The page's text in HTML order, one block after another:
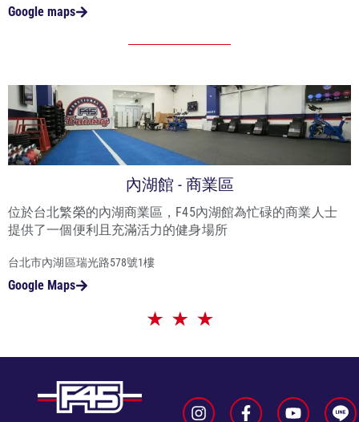
Google maps
內湖館 - 商業區
位於台北繁榮的內湖商業區，F45內湖館為忙碌的商業人士
提供了一個便利且充滿活力的健身場所
台北市內湖區瑞光路578號1樓
Google Maps